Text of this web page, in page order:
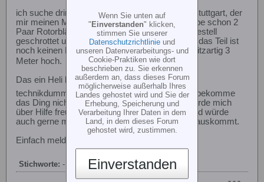
ich suche dringend jemanden aus dem Raum Stuttgart, der
mir meinen Mini Titan E325 einstellen kann. Habe schon 2
Paar Rotorblätter, 3 Paddelstangen und Landegestell
geschrottet und 5 Akkuladungen gebraucht und das Teil ist
noch keinen Meter geflogen, nur gekippt oder blitzartig 3
Meter hoch.
Das ein Heli komplex ist war mir als nicht ganz
technikdummer bewusst, aber herjee
!! Ich bekomme
das Ding nicht im Geringsten eingestellt und würde mich
über Hilfe freuen. Ich komme aus Filderstadt und würde
auch gerne mal 50km fahren wenn dabei was rauskommt.
Einfach melden. Danke.
Stichworte: -
Wenn Sie unten auf
" Einverstanden" klicken,
stimmen Sie unserer
Datenschutzrichtlinie und
unseren Datenverarbeitungs- und
Cookie-Praktiken wie dort
beschrieben zu. Sie erkennen
außerdem an, dass dieses Forum
möglicherweise außerhalb Ihres
Landes gehostet wird und Sie der
Erhebung, Speicherung und
Verarbeitung Ihrer Daten in dem
Land, in dem dieses Forum
gehostet wird, zustimmen.
Einverstanden